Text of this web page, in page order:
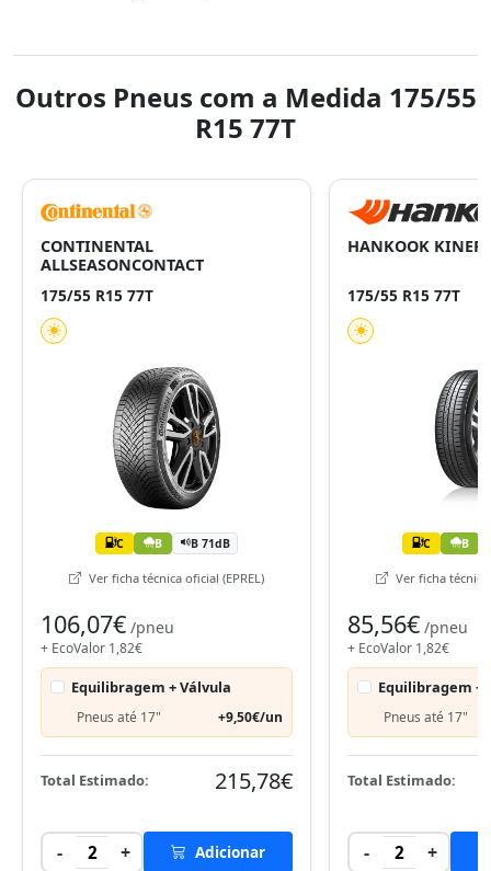
Outros Pneus com a Medida 175/55
R15 77T
CONTINENTAL
ALLSEASONCONTACT
175/55 R15 77T
C B B 71dB
Ver ficha técnica oficial (EPREL)
106,07€ /pneu
+ EcoValor 1,82€
Equilibragem + Válvula
Pneus até 17" +9,50€/un
Total Estimado: 215,78€
- 2 + Adicionar
HANKOOK
175/55 R15 77T
C B
Ver ficha técnica
85,56€ /pneu
+ EcoValor 1,82€
Equilibragem +
Pneus até 17"
Total Estimado:
- 2 +